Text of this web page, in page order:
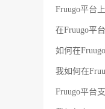
Fruugo平台
在Fruugo平
如何在
我如何在
Fruugo平台